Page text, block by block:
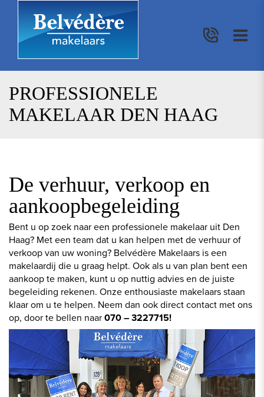
PROFESSIONELE
MAKELAAR DEN HAAG
De verhuur, verkoop en
aankoopbegeleiding
Bent u op zoek naar een professionele makelaar uit Den
Haag? Met een team dat u kan helpen met de verhuur of
verkoop van uw woning? Belvédère Makelaars is een
makelaardij die u graag helpt. Ook als u van plan bent een
aankoop te maken, kunt u op nuttig advies en de juiste
begeleiding rekenen. Onze enthousiaste makelaars staan
klaar om u te helpen. Neem dan ook direct contact met ons
op, door te bellen naar 070 – 3227715!